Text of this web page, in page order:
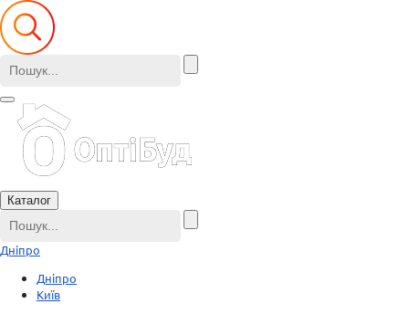
Каталог
Дніпро
Дніпро
Київ